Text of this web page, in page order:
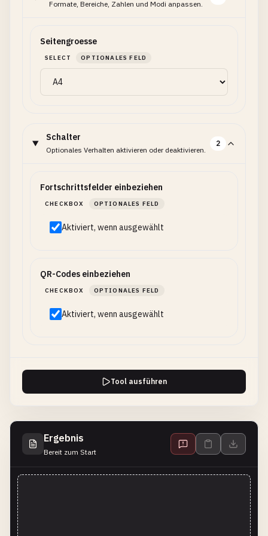
Formate, Bereiche, Zahlen und Modi anpassen.
Seitengroesse
SELECT OPTIONALES FELD
Schalter
Optionales Verhalten aktivieren oder deaktivieren.
2
Fortschrittsfelder einbeziehen
CHECKBOX OPTIONALES FELD
Aktiviert, wenn ausgewählt
QR-Codes einbeziehen
CHECKBOX OPTIONALES FELD
Aktiviert, wenn ausgewählt
Tool ausführen
Ergebnis
Bereit zum Start